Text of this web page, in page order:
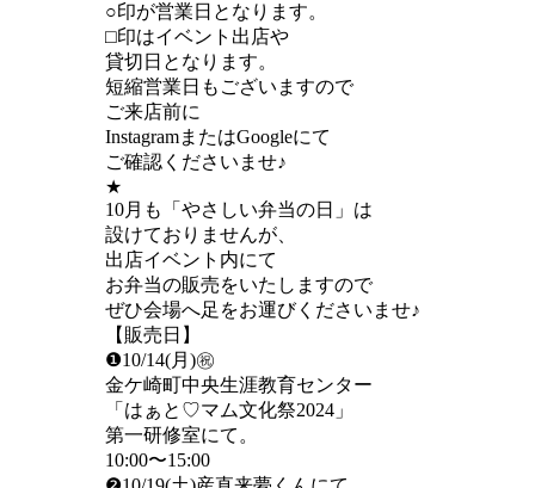
○印が営業日となります。
⬜︎印はイベント出店や
貸切日となります。
短縮営業日もございますので
ご来店前に
InstagramまたはGoogleにて
ご確認くださいませ♪
★
10月も「やさしい弁当の日」は
設けておりませんが、
出店イベント内にて
お弁当の販売をいたしますので
ぜひ会場へ足をお運びくださいませ♪
【販売日】
❶10/14(月)㊗️
金ケ崎町中央生涯教育センター
「はぁと♡マム文化祭2024」
第一研修室にて。
10:00〜15:00